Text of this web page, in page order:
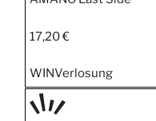
17,20 €
WINVerlosung